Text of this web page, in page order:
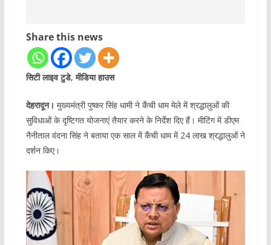
Share this news
सिटी लाइव टुडे, मीडिया हाउस
देहरादून। मुख्यमंत्री पुष्कर सिंह धामी ने कैंची धाम मेले में श्रद्धालुओं की
सुविधाओं के दृष्टिगत योजनाएं तैयार करने के निर्देश दिए हैं। मीटिंग में डीएम
नैनीताल वंदना सिंह ने बताया एक साल में कैंची धाम में 24 लाख श्रद्धालुओं ने
दर्शन किए।